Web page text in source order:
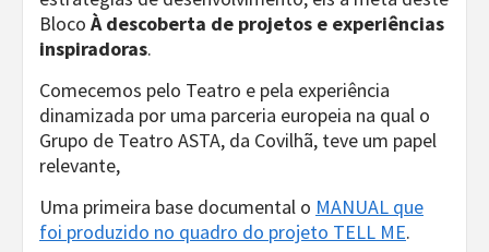
Bloco À descoberta de projetos e experiências
inspiradoras.
Comecemos pelo Teatro e pela experiência
dinamizada por uma parceria europeia na qual o
Grupo de Teatro ASTA, da Covilhã, teve um papel
relevante,
Uma primeira base documental o MANUAL que
foi produzido no quadro do projeto TELL ME.